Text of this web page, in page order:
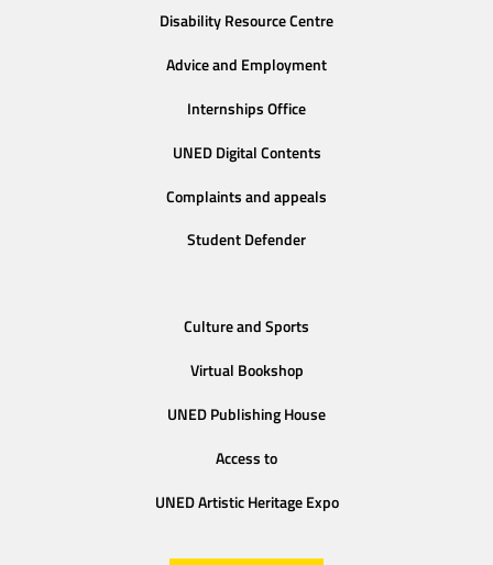
Disability Resource Centre
Advice and Employment
Internships Office
UNED Digital Contents
Complaints and appeals
Student Defender
Culture and Sports
Virtual Bookshop
UNED Publishing House
Access to
UNED Artistic Heritage Expo